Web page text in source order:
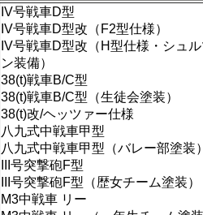
IV号戦車D型
IV号戦車D型改（F2型仕様）
IV号戦車D型改（H型仕様・シュル
ン装備）
38(t)戦車B/C型
38(t)戦車B/C型（生徒会塗装）
38(t)改/ヘッツァー仕様
八九式中戦車甲型
八九式中戦車甲型（バレー部塗装）
III号突撃砲F型
III号突撃砲F型（歴女チーム塗装）
M3中戦車 リー